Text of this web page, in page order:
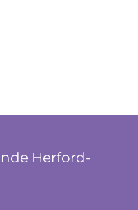
Herford-